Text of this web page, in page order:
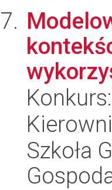
Konkurs:
Szkoła